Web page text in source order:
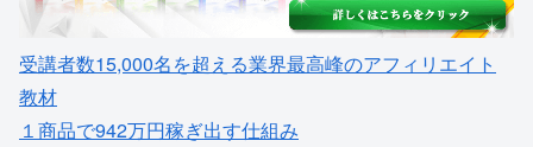
受講者数15,000名を超える業界最高峰のアフィリエイト
教材
１商品で942万円稼ぎ出す仕組み